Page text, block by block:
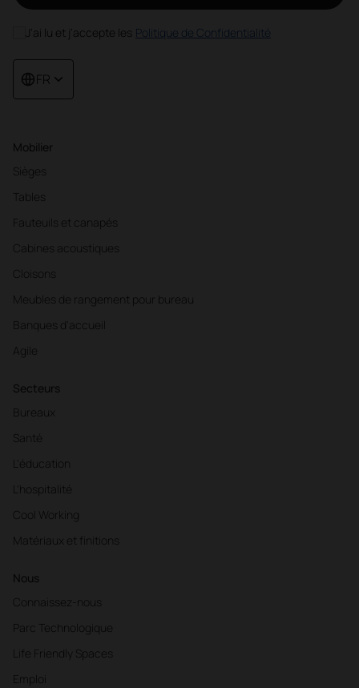
Mobilier
Sièges
Tables
Fauteuils et canapés
Cabines acoustiques
Cloisons
Meubles de rangement pour bureau
Banques d'accueil
Agile
Secteurs
Bureaux
Santé
L'éducation
L'hospitalité
Cool Working
Matériaux et finitions
Nous
Connaissez-nous
Parc Technologique
Life Friendly Spaces
Emploi
J'ai lu et j'accepte les Politique de Confidentialité
FR